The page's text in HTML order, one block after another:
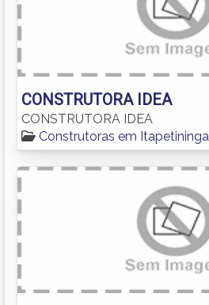
CONSTRUTORA IDEA
CONSTRUTORA IDEA
Construtoras em Itapetininga